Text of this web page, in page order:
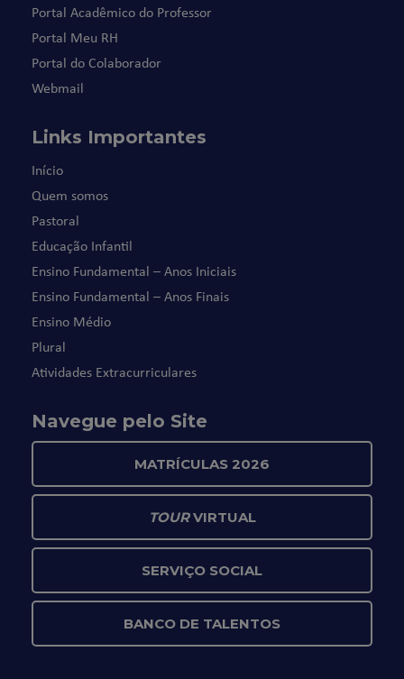
Portal Acadêmico do Professor
Portal Meu RH
Portal do Colaborador
Webmail
Links Importantes
Início
Quem somos
Pastoral
Educação Infantil
Ensino Fundamental – Anos Iniciais
Ensino Fundamental – Anos Finais
Ensino Médio
Plural
Atividades Extracurriculares
Navegue pelo Site
MATRÍCULAS 2026
TOURVIRTUAL
SERVIÇO SOCIAL
BANCO DE TALENTOS